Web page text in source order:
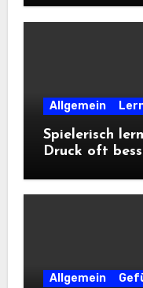
Allgemein
Spielerisch
Druck oft
Allgemein